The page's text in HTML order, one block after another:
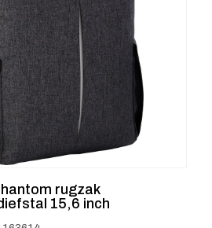
rugzak
15,6 inch